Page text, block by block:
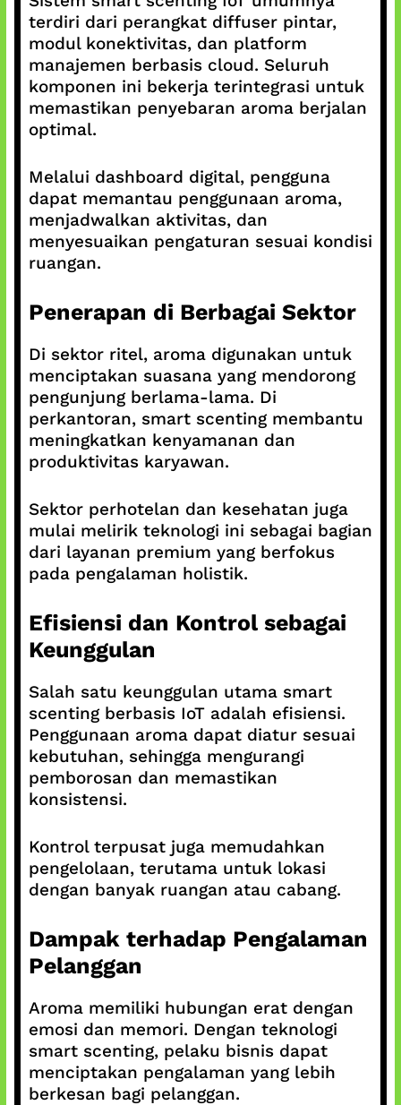
terdiri dari perangkat diffuser pintar,
modul konektivitas, dan platform
manajemen berbasis cloud. Seluruh
komponen ini bekerja terintegrasi untuk
memastikan penyebaran aroma berjalan
optimal.
Melalui dashboard digital, pengguna
dapat memantau penggunaan aroma,
menjadwalkan aktivitas, dan
menyesuaikan pengaturan sesuai kondisi
ruangan.
Penerapan di Berbagai Sektor
Di sektor ritel, aroma digunakan untuk
menciptakan suasana yang mendorong
pengunjung berlama-lama. Di
perkantoran, smart scenting membantu
meningkatkan kenyamanan dan
produktivitas karyawan.
Sektor perhotelan dan kesehatan juga
mulai melirik teknologi ini sebagai bagian
dari layanan premium yang berfokus
pada pengalaman holistik.
Efisiensi dan Kontrol sebagai
Keunggulan
Salah satu keunggulan utama smart
scenting berbasis IoT adalah efisiensi.
Penggunaan aroma dapat diatur sesuai
kebutuhan, sehingga mengurangi
pemborosan dan memastikan
konsistensi.
Kontrol terpusat juga memudahkan
pengelolaan, terutama untuk lokasi
dengan banyak ruangan atau cabang.
Dampak terhadap Pengalaman
Pelanggan
Aroma memiliki hubungan erat dengan
emosi dan memori. Dengan teknologi
smart scenting, pelaku bisnis dapat
menciptakan pengalaman yang lebih
berkesan bagi pelanggan.